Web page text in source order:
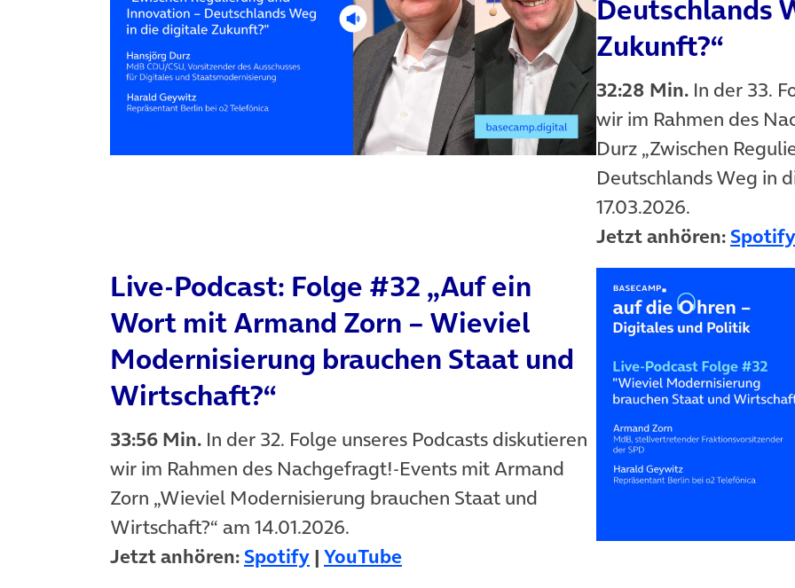
Deutschlands
Zukunft?“
32:28 Min. In der 33.
wir im Rahmen des
Durz „Zwischen
Deutschlands Weg in
17.03.2026.
Jetzt anhören: Spotify
Live-Podcast: Folge #32 „Auf ein
Wort mit Armand Zorn – Wieviel
Modernisierung brauchen Staat und
Wirtschaft?“
33:56 Min. In der 32. Folge unseres Podcasts diskutieren
wir im Rahmen des Nachgefragt!-Events mit Armand
Zorn „Wieviel Modernisierung brauchen Staat und
Wirtschaft?“ am 14.01.2026.
Jetzt anhören: Spotify(öffnet in neuem Tab)
| YouTube(öffnet in neuem Tab)